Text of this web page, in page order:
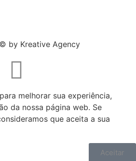
by Kreative Agency
melhorar sua experiência,
da nossa página web. Se
que aceita a sua
Aceitar